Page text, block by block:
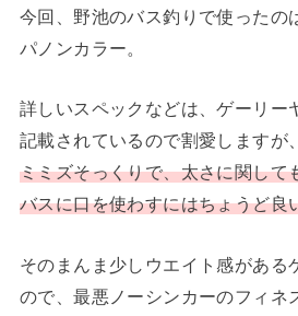
今回、野池のバス釣りで使ったの
パノンカラー。
詳しいスペックなどは、ゲーリー
記載されているので割愛しますが、
ミミズそっくりで、太さに関して
バスに口を使わすにはちょうど良
そのまんま少しウエイト感がある
ので、最悪ノーシンカーのフィネ